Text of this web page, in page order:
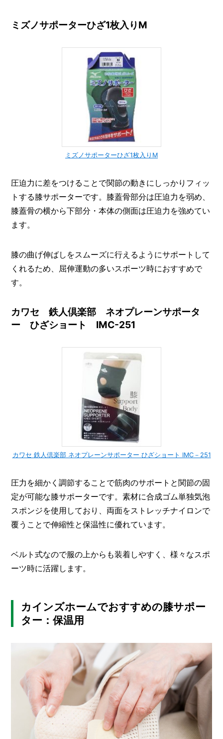
ミズノサポーターひざ1枚入りM
ミズノサポーターひざ1枚入りM
圧迫力に差をつけることで関節の動きにしっかりフィッ
トする膝サポーターです。膝蓋骨部分は圧迫力を弱め、
膝蓋骨の横から下部分・本体の側面は圧迫力を強めてい
ます。
膝の曲げ伸ばしをスムーズに行えるようにサポートして
くれるため、屈伸運動の多いスポーツ時におすすめで
す。
カワセ 鉄人倶楽部 ネオプレーンサポータ
ー ひざショート IMC-251
カワセ 鉄人倶楽部 ネオプレーンサポーター ひざショート IMC－251
圧力を細かく調節することで筋肉のサポートと関節の固
定が可能な膝サポーターです。素材に合成ゴム単独気泡
スポンジを使用しており、両面をストレッチナイロンで
覆うことで伸縮性と保温性に優れています。
ベルト式なので服の上からも装着しやすく、様々なスポ
ーツ時に活躍します。
カインズホームでおすすめの膝サポー
ター：保温用